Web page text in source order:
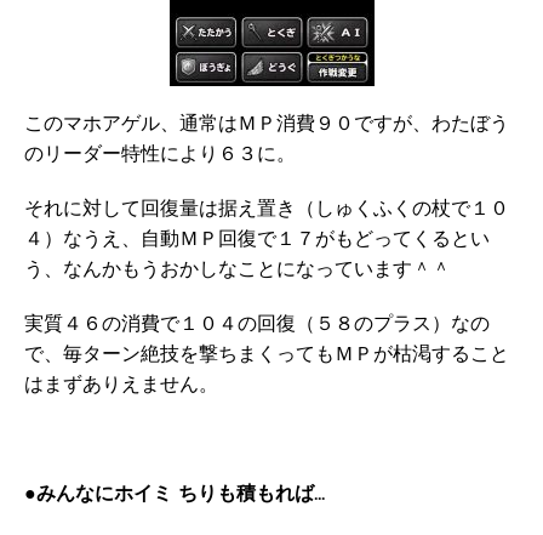
このマホアゲル、通常はＭＰ消費９０ですが、わたぼう
のリーダー特性により６３に。
それに対して回復量は据え置き（しゅくふくの杖で１０
４）なうえ、自動ＭＰ回復で１７がもどってくるとい
う、なんかもうおかしなことになっています＾＾
実質４６の消費で１０４の回復（５８のプラス）なの
で、毎ターン絶技を撃ちまくってもＭＰが枯渇すること
はまずありえません。
●みんなにホイミ ちりも積もれば…